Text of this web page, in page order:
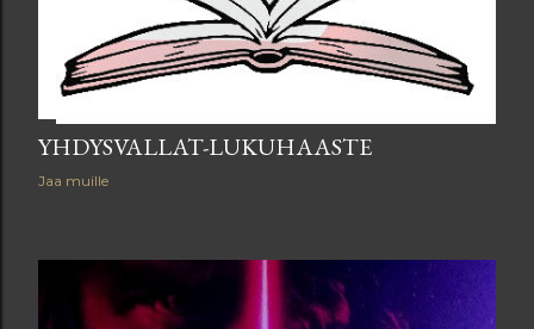
YHDYSVALLAT-LUKUHAASTE
Jaa muille